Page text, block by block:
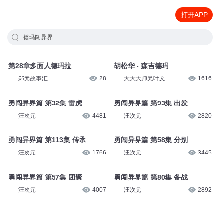
打开APP
德玛闯异界
第28章多面人德玛拉
郑元故事汇 28
勇闯异界篇 第32集 雷虎
汪次元 4481
勇闯异界篇 第113集 传承
汪次元 1766
勇闯异界篇 第57集 团聚
汪次元 4007
胡松华 - 森吉德玛
大大大师兄叶文 1616
勇闯异界篇 第93集 出发
汪次元 2820
勇闯异界篇 第58集 分别
汪次元 3445
勇闯异界篇 第80集 备战
汪次元 2892